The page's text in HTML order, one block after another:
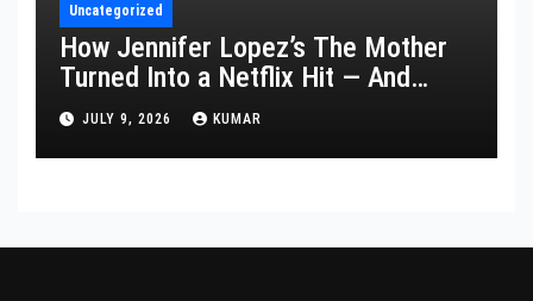
Uncategorized
How Jennifer Lopez’s The Mother
Turned Into a Netflix Hit — And
What It Says About Her Staying
Power
JULY 9, 2026 KUMAR